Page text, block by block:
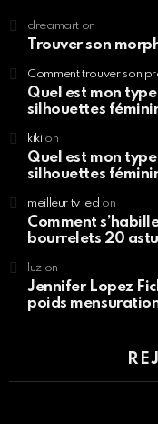
dreamart on
Trouver son
Comment trouver son
Quel est mon
silhouettes
kikion
Quel est mon
silhouettes
meilleur tv led on
Comment
bourrelets 20
luzon
Jennifer Lopez
poids